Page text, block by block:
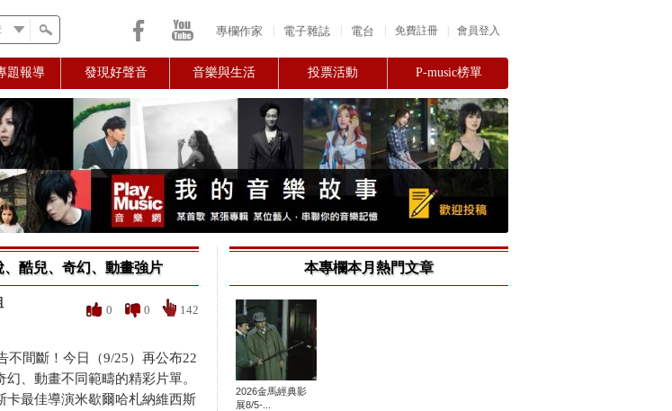
會員登入
免費註冊
專欄作家 電子雜誌 電台
題報導 發現好聲音 音樂與生活 投票活動 P-music榜單
酷兒、奇幻、動畫強片
0 0 142
不間斷！今日（9/25）再公布22
、動畫不同範疇的精彩片單。
卡最佳導演米歇爾哈札納維西斯
本專欄本月熱門文章
2026金馬經典影
展8/5-...